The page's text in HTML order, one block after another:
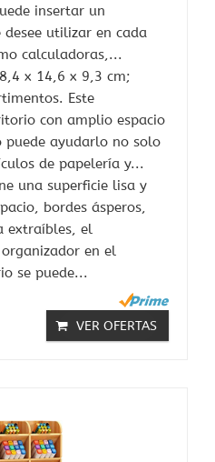
insertar un
utilizar en cada
calculadoras,...
x 14,6 x 9,3 cm;
Este
con amplio espacio
puede ayudarlo no solo
de papelería y...
una superficie lisa y
bordes ásperos,
extraíbles, el
en el
se puede...
VER OFERTAS